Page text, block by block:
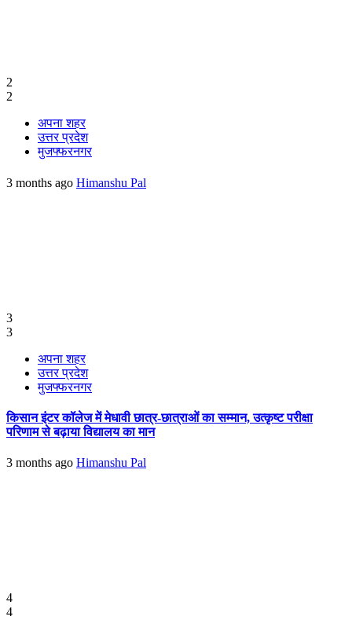
2
2
अपना शहर
उत्तर प्रदेश
मुजफ्फरनगर
3 months ago Himanshu Pal
3
3
अपना शहर
उत्तर प्रदेश
मुजफ्फरनगर
किसान इंटर कॉलेज में मेधावी छात्र-छात्राओं का सम्मान, उत्कृष्ट परीक्षा
परिणाम से बढ़ाया विद्यालय का मान
3 months ago Himanshu Pal
4
4